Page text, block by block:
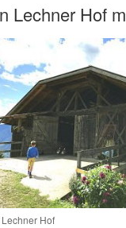
Lechner Hof
Lechner Hof